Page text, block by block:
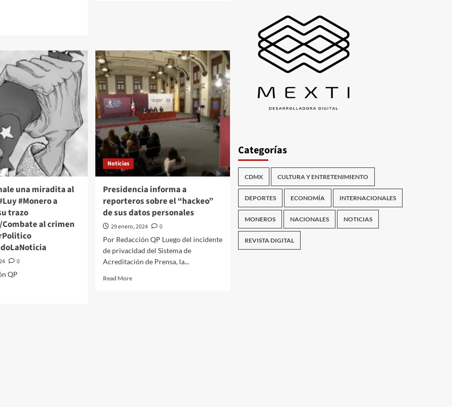
humana dentro
Ravens-
Chiefs
es
la
más
vista
en
la
historia
de
la
NFL,
con
64
millones
de
una miradita al
#Monero a
trazo
al crimen
0
QP
Noticias
Presidencia informa a
reporteros sobre el “hackeo”
de sus datos personales
29 enero, 2024
0
Por Redacción QP Luego del incidente
de privacidad del Sistema de
Acreditación de Prensa, la...
Read MoreRead
Categorías
CDMX CULTURA Y ENTRETENIMIENTO
DEPORTES ECONOMÍA INTERNACIONALES
MONEROS NACIONALES NOTICIAS
REVISTA DIGITAL